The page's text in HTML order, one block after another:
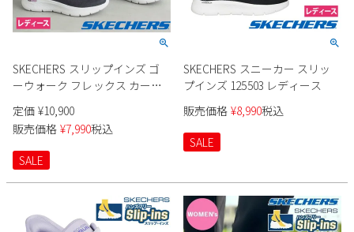
SKECHERS スリップインズ ゴ
ーウォーク フレックス カーラ
125516 レディース
定価 ¥10,900
販売価格 ¥7,990税込
SALE
SKECHERS スニーカー スリッ
プインズ 125503 レディース
販売価格 ¥8,990税込
SALE